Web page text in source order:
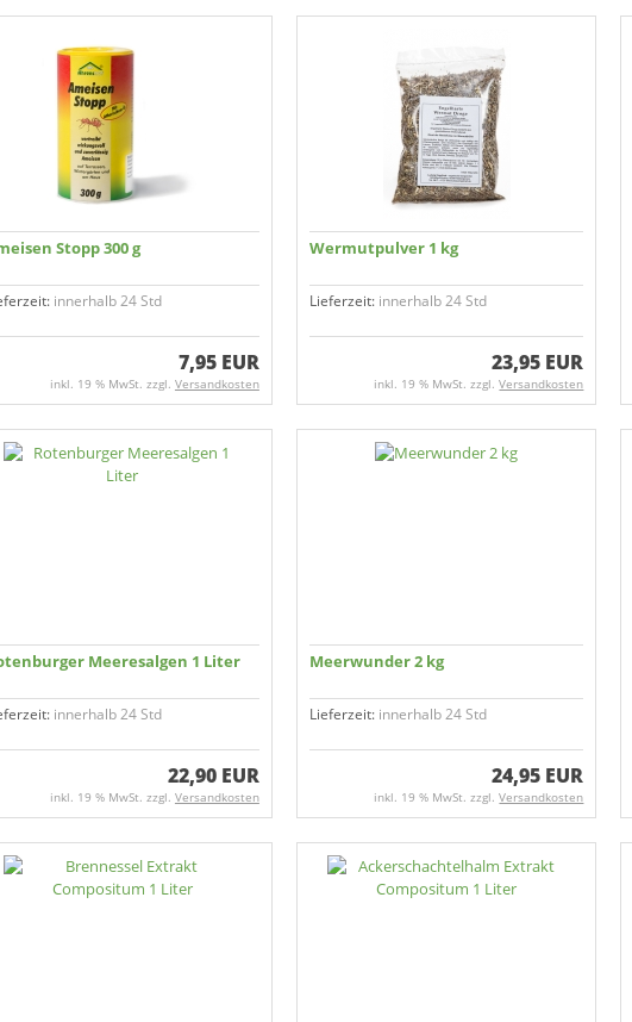
Stopp 300 g
innerhalb 24 Std
7,95 EUR
inkl. 19 % MwSt. zzgl. Versandkosten
Wermutpulver 1 kg
Lieferzeit: innerhalb 24 Std
23,95 EUR
inkl. 19 % MwSt. zzgl.Versandkosten
Meeres­algen 1 Liter
innerhalb 24 Std
22,90 EUR
inkl. 19 % MwSt. zzgl. Versandkosten
Meerwunder 2 kg
Lieferzeit: innerhalb 24 Std
24,95 EUR
inkl. 19 % MwSt. zzgl.Versandkosten